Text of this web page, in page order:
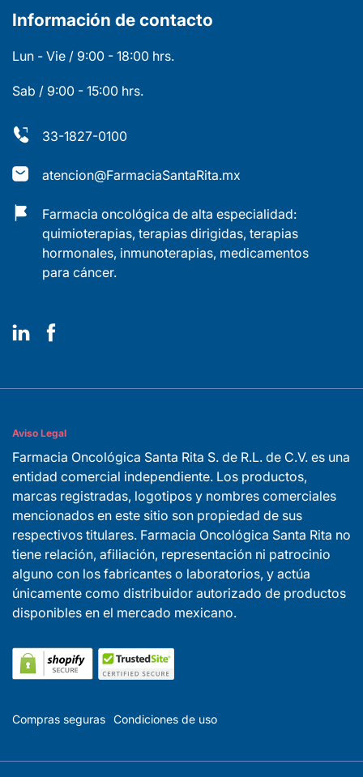
Información de contacto
Lun - Vie / 9:00 - 18:00 hrs.
Sab / 9:00 - 15:00 hrs.
33-1827-0100
atencion@FarmaciaSantaRita.mx
Farmacia oncológica de alta especialidad:
quimioterapias, terapias dirigidas, terapias
hormonales, inmunoterapias, medicamentos
para cáncer.
Aviso Legal
Farmacia Oncológica Santa Rita S. de R.L. de C.V. es una
entidad comercial independiente. Los productos,
marcas registradas, logotipos y nombres comerciales
mencionados en este sitio son propiedad de sus
respectivos titulares. Farmacia Oncológica Santa Rita no
tiene relación, afiliación, representación ni patrocinio
alguno con los fabricantes o laboratorios, y actúa
únicamente como distribuidor autorizado de productos
disponibles en el mercado mexicano.
Compras seguras Condiciones de uso